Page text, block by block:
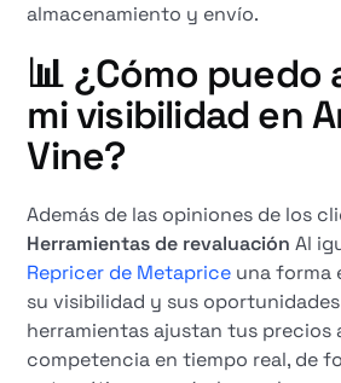
almacenamiento y envío.
📊 ¿Cómo puedo
mi visibilidad en
Vine?
Además de las opiniones de los
Herramientas de revaluación Al
Repricer de Metaprice una forma
su visibilidad y sus
herramientas ajustan tus precios
competencia en tiempo real, de